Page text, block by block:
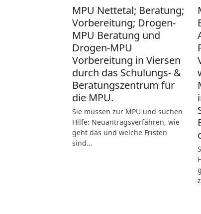
MPU Nettetal; Beratung;
Vorbereitung; Drogen-
MPU Beratung und
Drogen-MPU
Vorbereitung in Viersen
durch das Schulungs- &
Beratungszentrum für
die MPU.
Sie müssen zur MPU und suchen
Hilfe: Neuantragsverfahren, wie
geht das und welche Fristen
sind…